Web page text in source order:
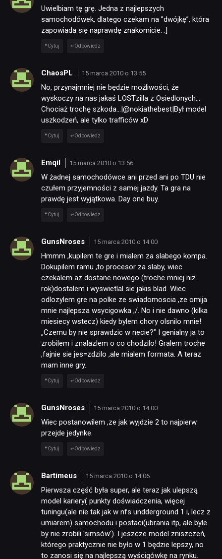
TECHNOLOGIE
JUŻ GRALIŚMY
SKLEP
Uwielbiam tę grę. Jedna z najlepszych
samochodówek, dlatego czekam na ”dwójkę”, która
zapowiada się naprawdę znakomicie. :]
Cytuj Odpowiedz
ChaosPL 15 marca 2010 o 13:55
No, przynajmniej nie będzie możliwości, że
wyskoczy na nas jakaś LOSTzilla z Osiedlonych…
Chociaż trochę szkoda…|@nokiathebest|Był model
uszkodzeń, ale tylko trafficów xD
Cytuj Odpowiedz
Emqil 15 marca 2010 o 13:56
W żadnej samochodówce ani przed ani po TDU nie
czułem przyjemności z samej jazdy. Ta gra na
prawdę jest wyjątkowa. Day one buy.
Cytuj Odpowiedz
GunsNroses 15 marca 2010 o 14:00
Hmmm ,kupilem te gre i mialem za slabego kompa.
Dokupilem ramu ,to procesor za slaby, wiec
czekalem az dostane nowego (troche mniej niz
rok)dostalem i wyswietlal sie jakis blad. Wiec
odlozylem gre na polke ze swiadomoscia ,ze omija
mnie najlepsza wsycigowka ;/. No i nie dawno (kilka
miesiecy wstecz) kiedy bylem chory olsnilo mnie!
„Czemu by nie sprawdzic w necie?” I genialny ja to
zrobilem i znalazlem o co chodzilo! Gralem troche
,fajnie sie jes=zdzilo ,ale mialem formata. A teraz
mam inne gry.
Cytuj Odpowiedz
GunsNroses 15 marca 2010 o 14:00
Wiec postanowilem ,ze jak wyjdzie 2 to najpierw
przejde jedynke.
Cytuj Odpowiedz
Bartimeus 15 marca 2010 o 14:06
Pierwsza część była super, ale teraz jak ulepszą
model kariery( punkty doświadczenia, więcej
tuningu(ale nie tak jak w nfs undderground 1 i, lecz z
umiarem) samochodu i postaci(ubrania itp, ale byle
by nie zrobili 'simsów’). I jeszcze model zniszczeń,
którego praktycznie nie było w 1 będzie lepszy, no
to zanosi się na najlepszą wyścigówkę na rynku.